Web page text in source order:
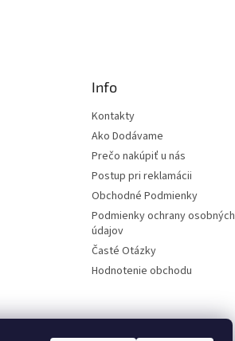
Info
Kontakty
Ako Dodávame
Prečo nakúpiť u nás
Postup pri reklamácii
Obchodné Podmienky
Podmienky ochrany osobných
údajov
Časté Otázky
Hodnotenie obchodu